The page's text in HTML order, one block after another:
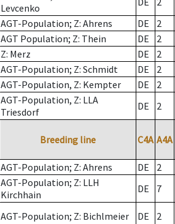
Levcenko
AGT-Population; Z: Ahrens DE 2
AGT Population; Z: Thein DE 2
Z: Merz DE 2
AGT-Population; Z: Schmidt DE 2
AGT-Population, Z: Kempter DE 2
AGT-Population, Z: LLA
Triesdorf
DE 2
Breeding line C4A A4A
AGT-Population; Z: Ahrens DE 2
AGT-Population; Z: LLH
Kirchhain
DE 7
AGT-Population; Z: Bichlmeier DE 2